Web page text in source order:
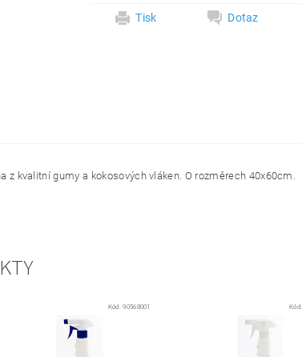
Tisk
Dotaz
z kvalitní gumy a kokosových vláken. O rozměrech 40x60cm.
Kód:90568001 Kód: